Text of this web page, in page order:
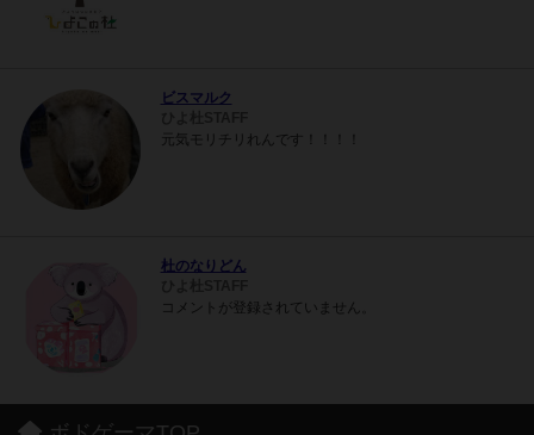
ビスマルク
元気モリチリれんです！！！！
杜のなりどん
コメントが登録されていません。